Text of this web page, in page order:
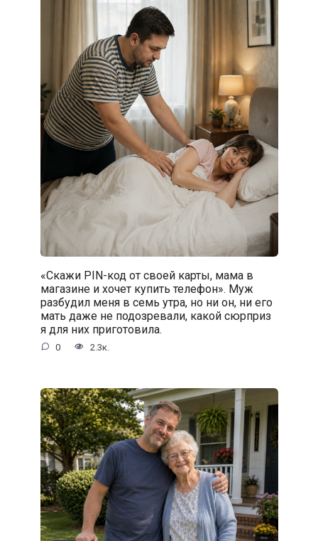
«Скажи PIN-код от своей карты, мама в
магазине и хочет купить телефон». Муж
разбудил меня в семь утра, но ни он, ни его
мать даже не подозревали, какой сюрприз
я для них приготовила.
0 2.3к.